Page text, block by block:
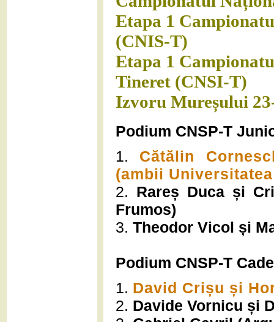
Etapa 1
(CNIS-T)
Etapa 1
Tineret (CNSI-T)
Izvoru Mureșului
Podium CNSP-T
1. Cătălin
(ambii
2. Rareș Duca și
Frumos)
3. Theodor Vicol și
Podium CNSP-T
1. David Crișu și
2. Davide Vornicu și